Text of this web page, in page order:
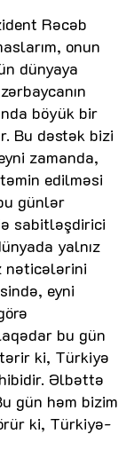
Rəcəb
onun
dünyaya
böyük bir
Bu dəstək bizi
zamanda,
edilməsi
günlər
sabitləşdirici
yalnız
nəticələrini
eyni
bu gün
ki, Türkiyə
Əlbəttə
gün həm bizim
ki, Türkiyə-